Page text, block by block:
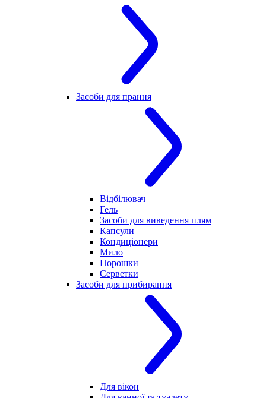
Засоби для прання
Відбілювач
Гель
Засоби для виведення плям
Капсули
Кондиціонери
Мило
Порошки
Серветки
Засоби для прибирання
Для вікон